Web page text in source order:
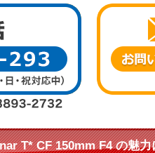
T* CF 150mm F4 の魅力